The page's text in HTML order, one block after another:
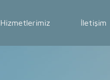
Hizmetlerimiz İletişim